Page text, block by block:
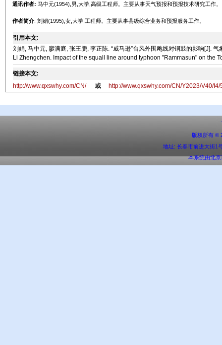
通讯作者: 马中元(1954),男,大学,高级工程师。主要从事天气预报和预报技术研究工作
作者简介: 刘娟(1995),女,大学,工程师。主要从事县级综合业务和预报服务工作。
引用本文:
刘娟, 马中元, 廖满庭, 张王鹏, 李正陈. “威马逊”台风外围飑线对铜鼓的影响[J].
Li Zhengchen. Impact of the squall line around typhoon "Rammasun" on
链接本文:
http://www.qxswhy.com/CN/
或 http://www.qxswhy.com/CN/Y2023/V40/I4/
版权所有 ©
地址: 长春市前进大街1
本系统由北京